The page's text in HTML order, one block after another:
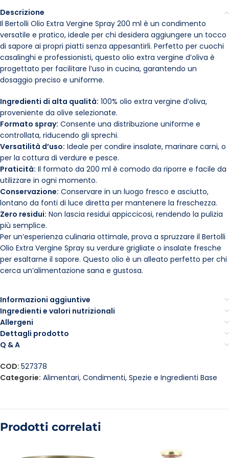
Descrizione
Il Bertolli Olio Extra Vergine Spray 200 ml è un condimento
versatile e pratico, ideale per chi desidera aggiungere un tocco
di sapore ai propri piatti senza appesantirli. Perfetto per cuochi
casalinghi e professionisti, questo olio extra vergine d’oliva è
progettato per facilitare l’uso in cucina, garantendo un
dosaggio preciso e uniforme.
Ingredienti di alta qualità: 100% olio extra vergine d’oliva,
proveniente da olive selezionate.
Formato spray: Consente una distribuzione uniforme e
controllata, riducendo gli sprechi.
Versatilità d’uso: Ideale per condire insalate, marinare carni, o
per la cottura di verdure e pesce.
Praticità: Il formato da 200 ml è comodo da riporre e facile da
utilizzare in ogni momento.
Conservazione: Conservare in un luogo fresco e asciutto,
lontano da fonti di luce diretta per mantenere la freschezza.
Zero residui: Non lascia residui appiccicosi, rendendo la pulizia
più semplice.
Per un’esperienza culinaria ottimale, prova a spruzzare il Bertolli
Olio Extra Vergine Spray su verdure grigliate o insalate fresche
per esaltarne il sapore. Questo olio è un alleato perfetto per chi
cerca un’alimentazione sana e gustosa.
Informazioni aggiuntive
Ingredienti e valori nutrizionali
Allergeni
Dettagli prodotto
Q & A
COD: 527378
Categorie: Alimentari, Condimenti, Spezie e Ingredienti Base
Prodotti correlati